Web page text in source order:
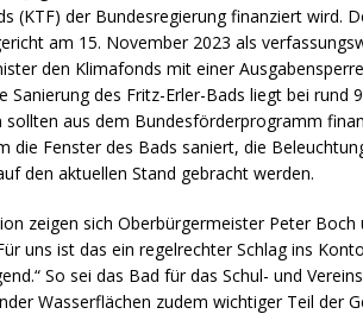
(KTF) der Bundesregierung finanziert wird.
am 15. November 2023 als
den Klimafonds mit einer
Sanierung des Fritz-Erler-Bads liegt bei rund
sollten aus dem Bundesförderprogramm
die Fenster des Bads saniert, die
den aktuellen Stand gebracht werden.
zeigen sich Oberbürgermeister Peter
uns ist das ein regelrechter Schlag ins
So sei das Bad für das Schul- und
Wasserflächen zudem wichtiger Teil der